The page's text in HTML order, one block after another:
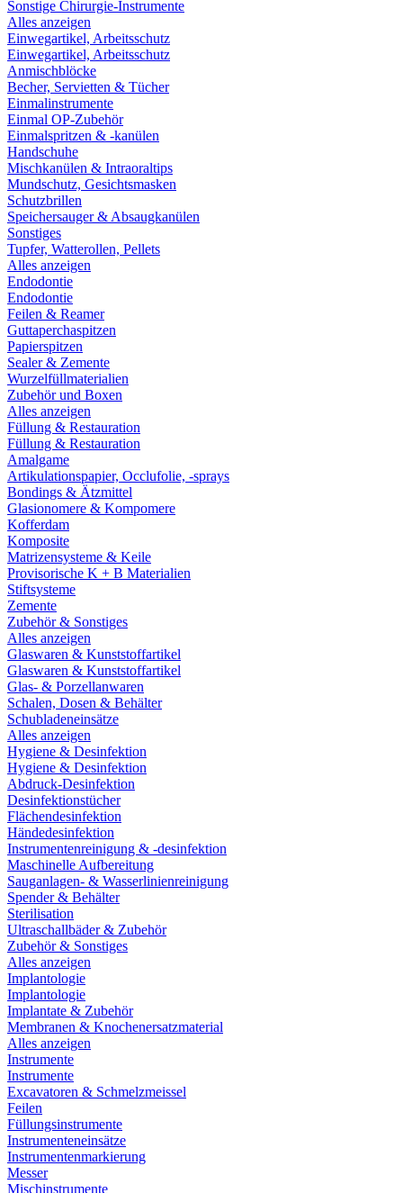
Sonstige Chirurgie-Instrumente
Alles anzeigen
Einwegartikel, Arbeitsschutz
Einwegartikel, Arbeitsschutz
Anmischblöcke
Becher, Servietten & Tücher
Einmalinstrumente
Einmal OP-Zubehör
Einmalspritzen & -kanülen
Handschuhe
Mischkanülen & Intraoraltips
Mundschutz, Gesichtsmasken
Schutzbrillen
Speichersauger & Absaugkanülen
Sonstiges
Tupfer, Watterollen, Pellets
Alles anzeigen
Endodontie
Endodontie
Feilen & Reamer
Guttaperchaspitzen
Papierspitzen
Sealer & Zemente
Wurzelfüllmaterialien
Zubehör und Boxen
Alles anzeigen
Füllung & Restauration
Füllung & Restauration
Amalgame
Artikulationspapier, Occlufolie, -sprays
Bondings & Ätzmittel
Glasionomere & Kompomere
Kofferdam
Komposite
Matrizensysteme & Keile
Provisorische K + B Materialien
Stiftsysteme
Zemente
Zubehör & Sonstiges
Alles anzeigen
Glaswaren & Kunststoffartikel
Glaswaren & Kunststoffartikel
Glas- & Porzellanwaren
Schalen, Dosen & Behälter
Schubladeneinsätze
Alles anzeigen
Hygiene & Desinfektion
Hygiene & Desinfektion
Abdruck-Desinfektion
Desinfektionstücher
Flächendesinfektion
Händedesinfektion
Instrumentenreinigung & -desinfektion
Maschinelle Aufbereitung
Sauganlagen- & Wasserlinienreinigung
Spender & Behälter
Sterilisation
Ultraschallbäder & Zubehör
Zubehör & Sonstiges
Alles anzeigen
Implantologie
Implantologie
Implantate & Zubehör
Membranen & Knochenersatzmaterial
Alles anzeigen
Instrumente
Instrumente
Excavatoren & Schmelzmeissel
Feilen
Füllungsinstrumente
Instrumenteneinsätze
Instrumentenmarkierung
Messer
Mischinstrumente